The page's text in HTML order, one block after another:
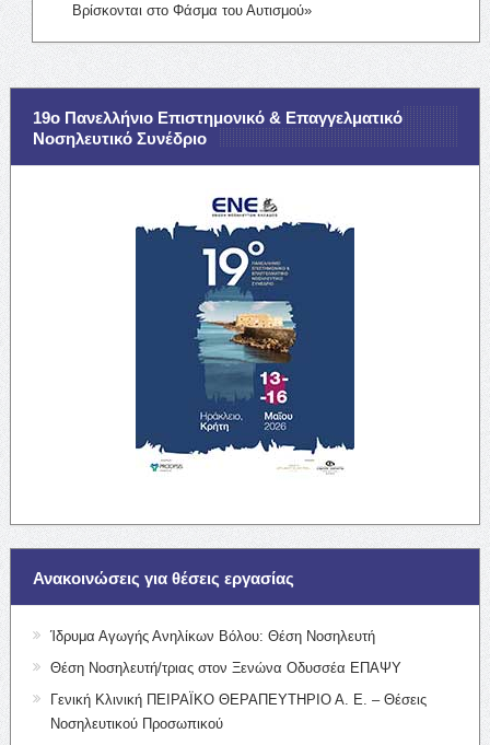
Βρίσκονται στο Φάσμα του Αυτισμού»
19ο Πανελλήνιο Επιστημονικό & Επαγγελματικό
Νοσηλευτικό Συνέδριο
Ανακοινώσεις για θέσεις εργασίας
Ίδρυμα Αγωγής Ανηλίκων Βόλου: Θέση Νοσηλευτή
Θέση Νοσηλευτή/τριας στον Ξενώνα Οδυσσέα ΕΠΑΨΥ
Γενική Κλινική ΠΕΙΡΑΪΚΟ ΘΕΡΑΠΕΥΤΗΡΙΟ Α. Ε. – Θέσεις
Νοσηλευτικού Προσωπικού